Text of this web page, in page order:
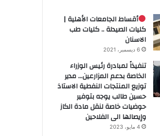
أقساط الجامعات الأهلية |
كليات الصيدلة .. كليات طب
الاسنان
6 ديسمبر، 2021
تنفيذاً لمبادرة رئيس الوزراء
الخاصة بدعم المزارعين… مدير
توزيع المنتجات النفطية الاستاذ
حسين طالب يوجه بتوفير
حوضيات خاصة لنقل مادة الكاز
وإيصالها الى الفلاحين
4 مايو، 2023